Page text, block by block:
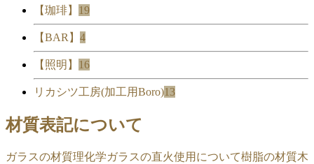
【珈琲】 19
【BAR】 4
【照明】 16
リカシツ工房(加工用Boro)13
材質表記について
ガラスの材質理化学ガラスの直火使用について樹脂の材質木